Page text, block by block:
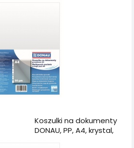
Koszulki na dokumenty
DONAU, PP, A4, krystal,